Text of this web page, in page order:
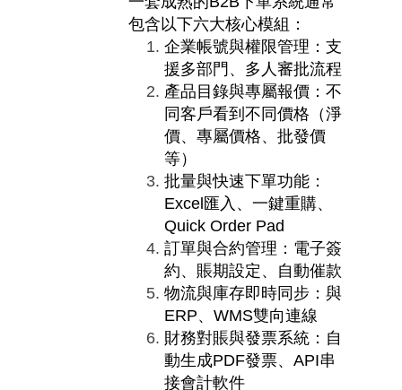
包含以下六大核心模組：
企業帳號與權限管理：支
援多部門、多人審批流程
產品目錄與專屬報價：不
同客戶看到不同價格（淨
價、專屬價格、批發價
等）
批量與快速下單功能：
Excel 匯入、一鍵重購、
Quick Order Pad
訂單與合約管理：電子簽
約、賬期設定、自動催款
物流與庫存即時同步：與
ERP、WMS雙向連線
財務對賬與發票系統：自
動生成PDF發票、API串
接會計軟件